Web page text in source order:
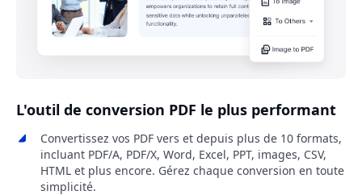
L'outil de conversion PDF le plus performant
Convertissez vos PDF vers et depuis plus de 10 formats,
incluant PDF/A, PDF/X, Word, Excel, PPT, images, CSV,
HTML et plus encore. Gérez chaque conversion en toute
simplicité.